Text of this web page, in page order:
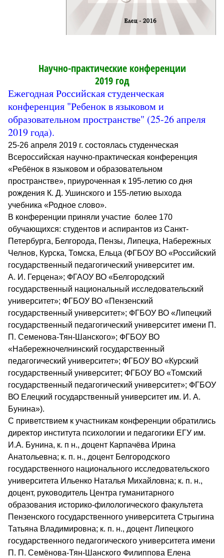
Научно-практические конференции
2019 год
Ежегодная Российская студенческая
конференция "Ребенок в языковом и
образовательном пространстве" (25-26 апреля
2019 года).
25-26 апреля 2019 г. состоялась студенческая
Всероссийская научно-практическая конференция
«Ребёнок в языковом и образовательном
пространстве», приуроченная к 195-летию со дня
рождения К. Д. Ушинского и 155-летию выхода
учебника «Родное слово».
В конференции приняли участие более 170
обучающихся: студентов и аспирантов из Санкт-
Петербурга, Белгорода, Пензы, Липецка, Набережных
Челнов, Курска, Томска, Ельца (ФГБОУ ВО «Российский
государственный педагогический университет им.
А. И. Герцена»; ФГАОУ ВО «Белгородский
государственный национальный исследовательский
университет»; ФГБОУ ВО «Пензенский
государственный университет»; ФГБОУ ВО «Липецкий
государственный педагогический университет имени П.
П. Семенова-Тян-Шанского»; ФГБОУ ВО
«Набережночелнинский государственный
педагогический университет»; ФГБОУ ВО «Курский
государственный университет; ФГБОУ ВО «Томский
государственный педагогический университет»; ФГБОУ
ВО Елецкий государственный университет им. И. А.
Бунина»).
С приветствием к участникам конференции обратились
директор института психологии и педагогики ЕГУ им.
И.А. Бунина, к. п н., доцент Карпачёва Ирина
Анатольевна; к. п. н., доцент Белгородского
государственного национального исследовательского
университета Ильенко Наталья Михайловна; к. п. н.,
доцент, руководитель Центра гуманитарного
образования историко-филологического факультета
Пензенского государственного университета Стрыгина
Татьяна Владимировна; к. п. н., доцент Липецкого
государственного педагогического университета имени
П. П. Семёнова-Тян-Шанского Филиппова Елена